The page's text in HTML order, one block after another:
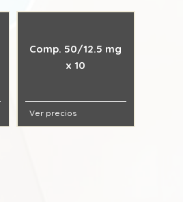
Comp. 50/12.5 mg
x 10
Ver precios